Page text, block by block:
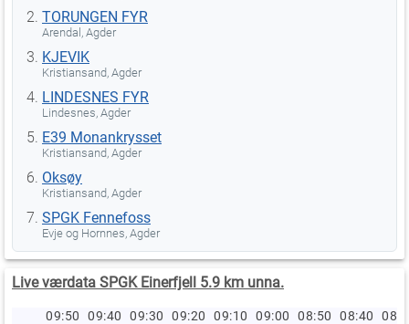
TORUNGEN FYR
Arendal, Agder
KJEVIK
Kristiansand, Agder
LINDESNES FYR
Lindesnes, Agder
E39 Monankrysset
Kristiansand, Agder
Oksøy
Kristiansand, Agder
SPGK Fennefoss
Evje og Hornnes, Agder
Live værdata SPGK Einerfjell 5.9 km unna.
09:50 09:40 09:30 09:20 09:10 09:00 08:50 08:40